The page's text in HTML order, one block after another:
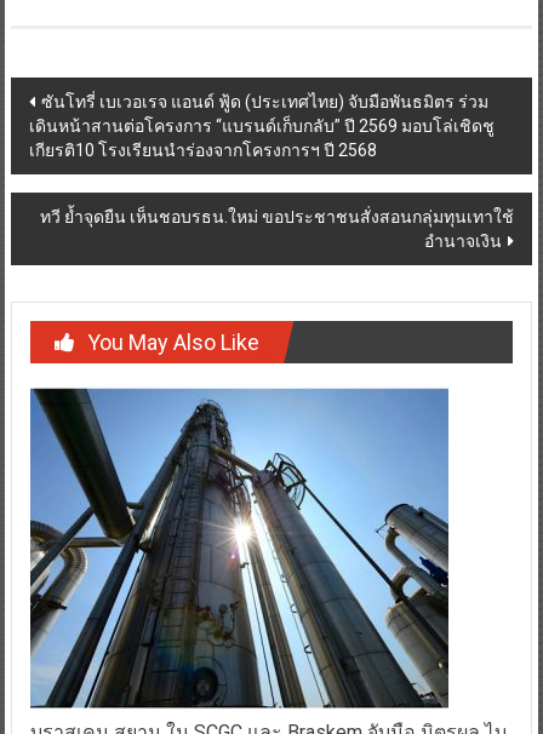
Post
navigation
ซันโทรี่ เบเวอเรจ แอนด์ ฟู้ด (ประเทศไทย) จับมือพันธมิตร ร่วม
เดินหน้าสานต่อโครงการ “แบรนด์เก็บกลับ” ปี 2569 มอบโล่เชิดชู
เกียรติ10 โรงเรียนนำร่องจากโครงการฯ ปี 2568
ทวี ย้ำจุดยืน เห็นชอบรธน.ใหม่ ขอประชาชนสั่งสอนกลุ่มทุนเทาใช้
อำนาจเงิน
You May Also Like